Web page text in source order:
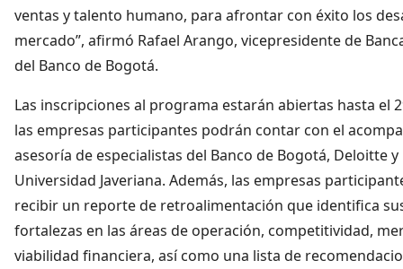
ventas y talento humano, para afrontar con éxito los
mercado”, afirmó Rafael Arango, vicepresidente de
del Banco de Bogotá.
Las inscripciones al programa estarán abiertas hasta el
las empresas participantes podrán contar con el
asesoría de especialistas del Banco de Bogotá, Deloitte
Universidad Javeriana. Además, las empresas
recibir un reporte de retroalimentación que identifica
fortalezas en las áreas de operación, competitividad,
viabilidad financiera, así como una lista de